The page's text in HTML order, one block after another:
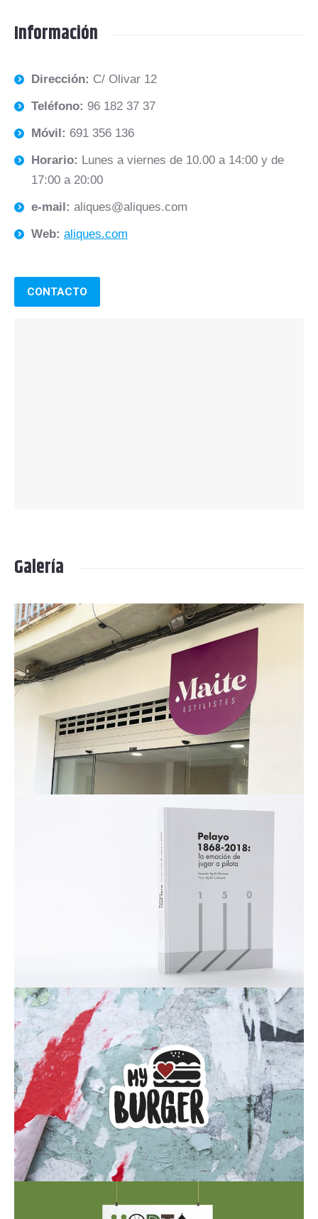
Información
Dirección: C/ Olivar 12
Teléfono: 96 182 37 37
Móvil: 691 356 136
Horario: Lunes a viernes de 10.00 a 14:00 y de
17:00 a 20:00
e-mail: aliques@aliques.com
Web: aliques.com
CONTACTO
Galería